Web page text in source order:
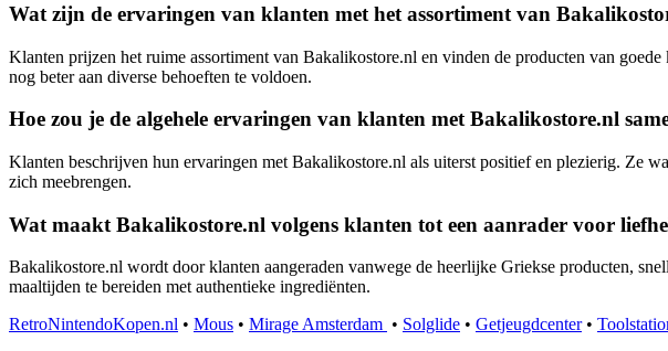
Wat zijn de ervaringen van klanten met het assortiment van
Klanten prijzen het ruime assortiment van Bakalikostore.nl en vinden de producten van
nog beter aan diverse behoeften te voldoen.
Hoe zou je de algehele ervaringen van klanten met Bakalikostore.nl
Klanten beschrijven hun ervaringen met Bakalikostore.nl als uiterst positief en plezierig. Ze
zich meebrengen.
Wat maakt Bakalikostore.nl volgens klanten tot een aanrader voor
Bakalikostore.nl wordt door klanten aangeraden vanwege de heerlijke Griekse producten,
maaltijden te bereiden met authentieke ingrediënten.
RetroNintendoKopen.nl • Mous • Mirage Amsterdam • Solglide • Getjeugdcenter•